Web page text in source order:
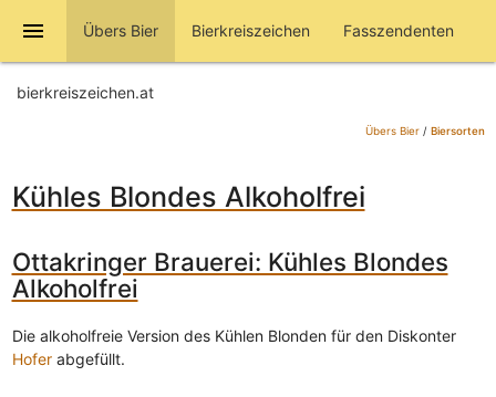
menu Übers Bier Bierkreiszeichen Fasszendenten
bierkreiszeichen.at
Übers Bier/ Biersorten
Kühles Blondes Alkoholfrei
Ottakringer Brauerei: Kühles Blondes
Alkoholfrei
Die alkoholfreie Version des Kühlen Blonden für den Diskonter
Hoferabgefüllt.